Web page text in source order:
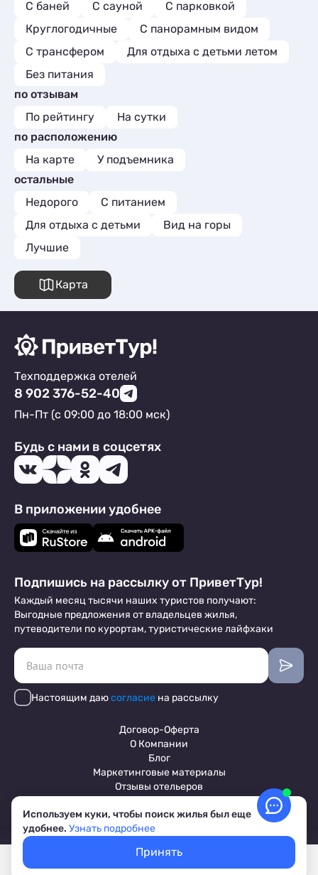
С баней
С сауной
С парковкой
Круглогодичные
С панорамным видом
С трансфером
Для отдыха с детьми летом
Без питания
по отзывам
По рейтингу
На сутки
по расположению
На карте
У подъемника
остальные
Недорого
С питанием
Для отдыха с детьми
Вид на горы
Лучшие
Карта
Покажем свободное жилье
Выбрать даты
Техподдержка отелей
8 902 376-52-40
Пн-Пт (с 09:00 до 18:00 мск)
Будь с нами в соцсетях
В приложении удобнее
Подпишись на рассылку от ПриветТур!
Каждый месяц тысячи наших туристов получают:
Выгодные предложения от владельцев жилья,
путеводители по курортам, туристические лайфхаки
Настоящим даюсогласие на рассылку
Договор-Оферта
О Компании
Блог
Маркетинговые материалы
Отзывы отельеров
© 2017-2026 ПриветТур™
Пользовательское соглашение
Обработка персональных данных
Условия бронирования объектов
Используем куки, чтобы поиск жилья был еще
удобнее. Узнать подробнее
Принять